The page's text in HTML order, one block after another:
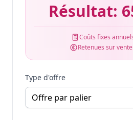
Résultat:
Coûts fixes
Retenues sur
Type d'offre